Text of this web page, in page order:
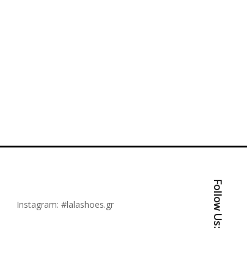
Instagram: #lalashoes.gr Follow Us: